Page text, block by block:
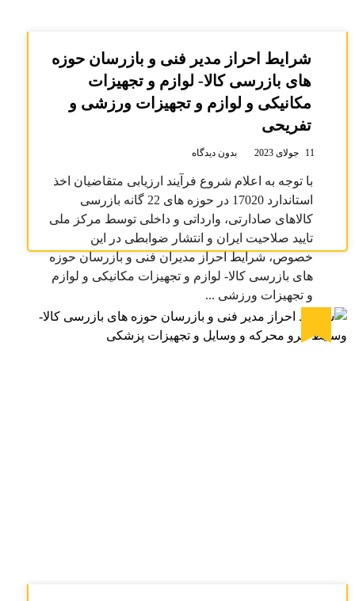
شرایط احراز مدیر فنی و بازرسان حوزه
های بازرسی کالا- لوازم و تجهیزات
مکانیکی و لوازم و تجهیزات ورزشی و
تفریحی
11 جولای 2023 بدون دیدگاه
با توجه به اعلام شروع فرآیند ارزیابی متقاضیان اخذ
استاندارد 17020 در حوزه های 22 گانه بازرسی
کالاهای صادارتی، وارداتی و داخلی توسط مرکز ملی
تایید صلاحیت ایران و انتشار ضوابطی در این
خصوص، شرایط احراز مدیران فنی و بازرسان حوزه
های بازرسی کالا- لوازم و تجهیزات مکانیکی و لوازم
و تجهیزات ورزشی ...